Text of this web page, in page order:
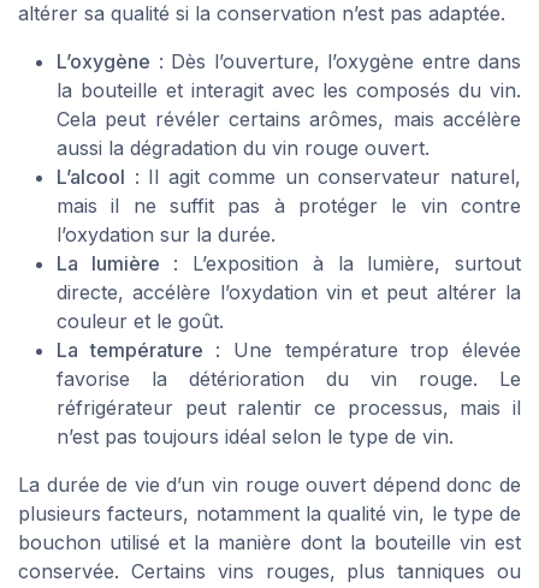
altérer sa qualité si la conservation n’est pas adaptée.
L’oxygène : Dès l’ouverture, l’oxygène entre dans
la bouteille et interagit avec les composés du vin.
Cela peut révéler certains arômes, mais accélère
aussi la dégradation du vin rouge ouvert.
L’alcool : Il agit comme un conservateur naturel,
mais il ne suffit pas à protéger le vin contre
l’oxydation sur la durée.
La lumière : L’exposition à la lumière, surtout
directe, accélère l’oxydation vin et peut altérer la
couleur et le goût.
La température : Une température trop élevée
favorise la détérioration du vin rouge. Le
réfrigérateur peut ralentir ce processus, mais il
n’est pas toujours idéal selon le type de vin.
La durée de vie d’un vin rouge ouvert dépend donc de
plusieurs facteurs, notamment la qualité vin, le type de
bouchon utilisé et la manière dont la bouteille vin est
conservée. Certains vins rouges, plus tanniques ou